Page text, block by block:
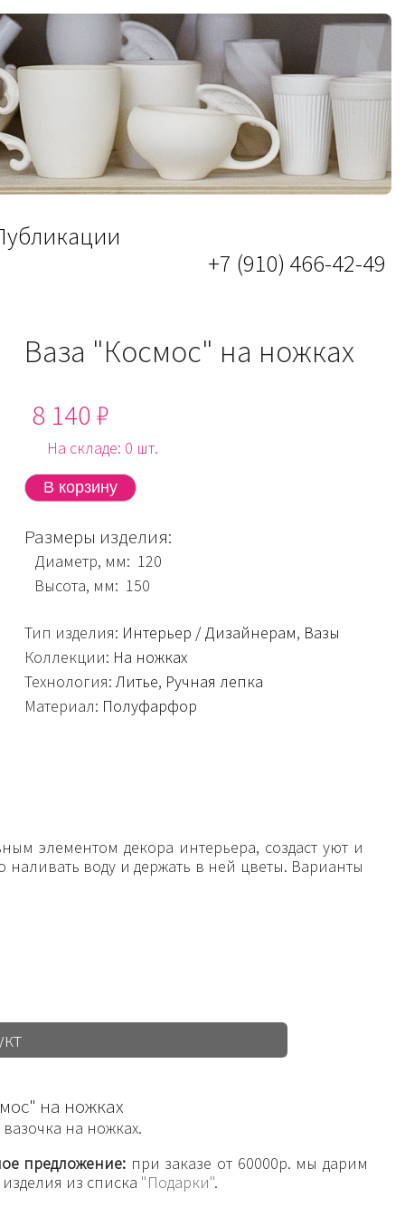
+7 (910) 466-42-49
Ваза "Космос" на ножках
8 140 ₽
На складе: 0 шт.
Размеры изделия:
Диаметр, мм: 120
Высота, мм: 150
Тип изделия: Интерьер / Дизайнерам, Вазы
Коллекции: На ножках
Технология: Литье, Ручная лепка
Материал: Полуфарфор
элементом декора интерьера, создаст уют и
воду и держать в ней цветы. Варианты
на ножках
на ножках.
предложение: при заказе от 60000р. мы дарим
из списка "Подарки".